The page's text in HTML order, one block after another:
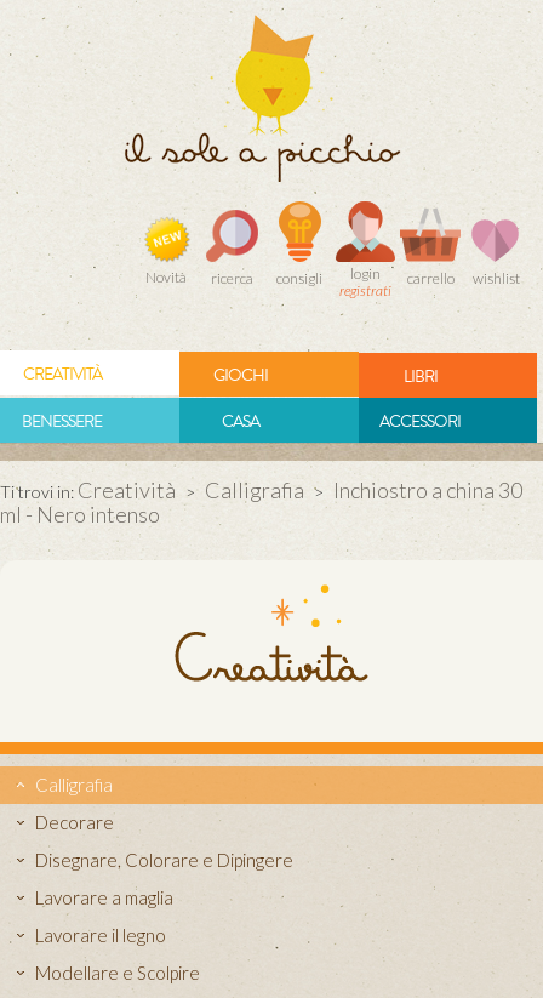
Novità ricerca consigli
login
registrati
carrello wishlist
CREATIVITÀ GIOCHI
LIBRI
BENESSERE
CASA ACCESSORI
Ti trovi in: Creatività > Calligrafia >
Inchiostro a china 30
ml - Nero intenso
Calligrafia
Decorare
Disegnare, Colorare e Dipingere
Lavorare a maglia
Lavorare il legno
Modellare e Scolpire